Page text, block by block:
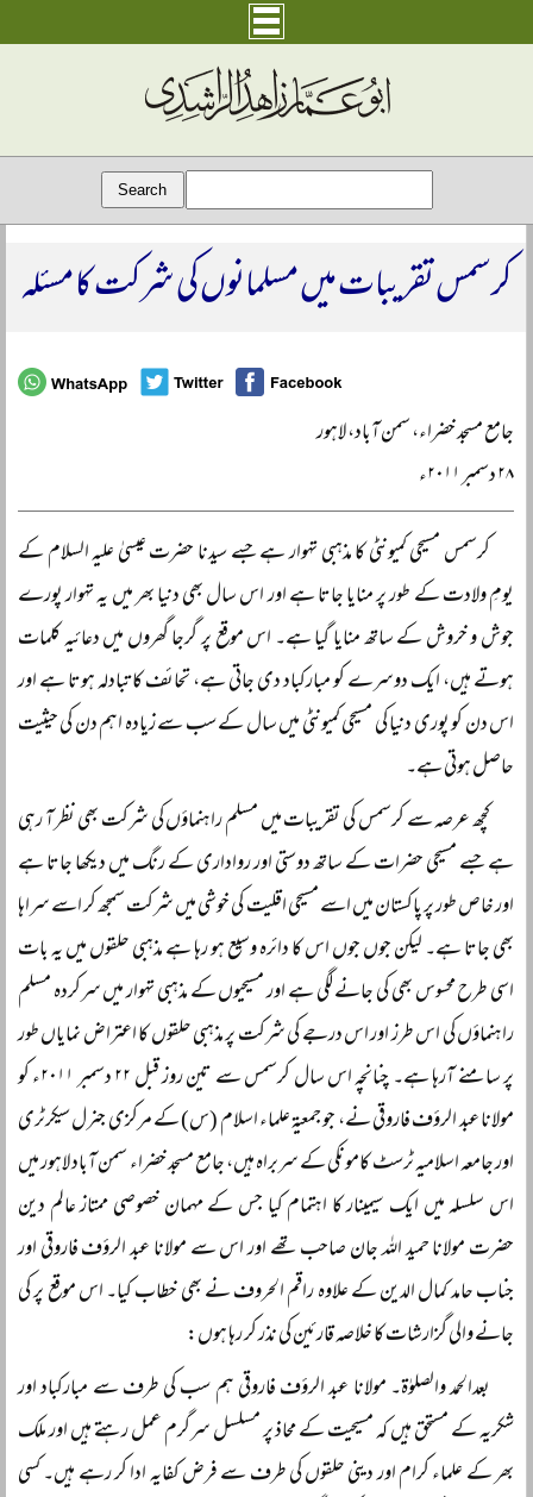
کرسمس تقریبات میں مسلمانوں کی شرکت کا مسئلہ
جامع مسجد خضراء، سمن آباد، لاہور
۲۸ دسمبر ۲۰۱۱ء
کرسمس مسیحی کمیونٹی کا مذہبی تہوار ہے جسے سیدنا حضرت عیسیٰ علیہ السلام کے
یومِ ولادت کے طور پر منایا جاتا ہے اور اس سال بھی دنیا بھر میں یہ تہوار پورے
جوش و خروش کے ساتھ منایا گیا ہے۔ اس موقع پر گرجا گھروں میں دعائیہ کلمات
ہوتے ہیں، ایک دوسرے کو مبارکباد دی جاتی ہے، تحائف کا تبادلہ ہوتا ہے اور
اس دن کو پوری دنیا کی مسیحی کمیونٹی میں سال کے سب سے زیادہ اہم دن کی حیثیت
حاصل ہوتی ہے۔
کچھ عرصہ سے کرسمس کی تقریبات میں مسلم راہنماؤں کی شرکت بھی نظر آ رہی
ہے جسے مسیحی حضرات کے ساتھ دوستی اور رواداری کے رنگ میں دیکھا جاتا ہے
اور خاص طور پر پاکستان میں اسے مسیحی اقلیت کی خوشی میں شرکت سمجھ کر اسے سراہا
بھی جاتا ہے۔ لیکن جوں جوں اس کا دائرہ وسیع ہو رہا ہے مذہبی حلقوں میں یہ بات
اسی طرح محسوس بھی کی جانے لگی ہے اور مسیحیوں کے مذہبی تہوار میں سرکردہ مسلم
راہنماؤں کی اس طرز اور اس درجے کی شرکت پر مذہبی حلقوں کا اعتراض نمایاں طور
پر سامنے آرہا ہے۔ چنانچہ اس سال کرسمس سے تین روز قبل ۲۲ دسمبر ۲۰۱۱ء کو
مولانا عبد الرؤف فاروقی نے، جو جمعیۃ علماء اسلام (س) کے مرکزی جنرل سیکرٹری
اور جامعہ اسلامیہ ٹرسٹ کامونکی کے سربراہ ہیں، جامع مسجد خضراء سمن آباد لاہور میں
اس سلسلہ میں ایک سیمینار کا اہتمام کیا جس کے مہمان خصوصی ممتاز عالم دین
حضرت مولانا حمید اللہ جان صاحب تھے اور اس سے مولانا عبد الرؤف فاروقی اور
جناب حامد کمال الدین کے علاوہ راقم الحروف نے بھی خطاب کیا۔ اس موقع پر کی
جانے والی گزارشات کا خلاصہ قارئین کی نذر کر رہا ہوں:
بعدالحمد والصلوٰۃ۔ مولانا عبد الرؤف فاروقی ہم سب کی طرف سے مبارکباد اور
شکریہ کے مستحق ہیں کہ مسیحیت کے محاذ پر مسلسل سرگرم عمل رہتے ہیں اور ملک
بھر کے علماء کرام اور دینی حلقوں کی طرف سے فرض کفایہ ادا کر رہے ہیں۔ کسی